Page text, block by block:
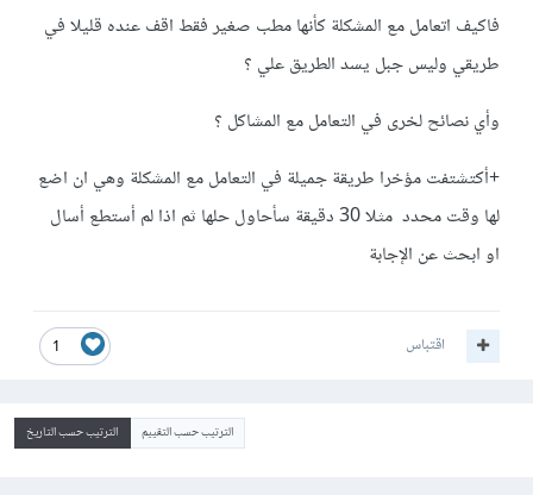
فاكيف اتعامل مع المشكلة كأنها مطب صغير فقط اقف عنده قليلا في
طريقي وليس جبل يسد الطريق علي ؟
وأي نصائح لخرى في التعامل مع المشاكل ؟
+أكتشتفت مؤخرا طريقة جميلة في التعامل مع المشكلة وهي ان اضع
لها وقت محدد مثلا 30 دقيقة سأحاول حلها ثم اذا لم أستطع أسال
او ابحث عن الإجابة
1 اقتباس
الترتيب حسب التقييم الترتيب حسب التاريخ